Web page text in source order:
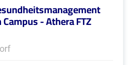
- Athera FTZ